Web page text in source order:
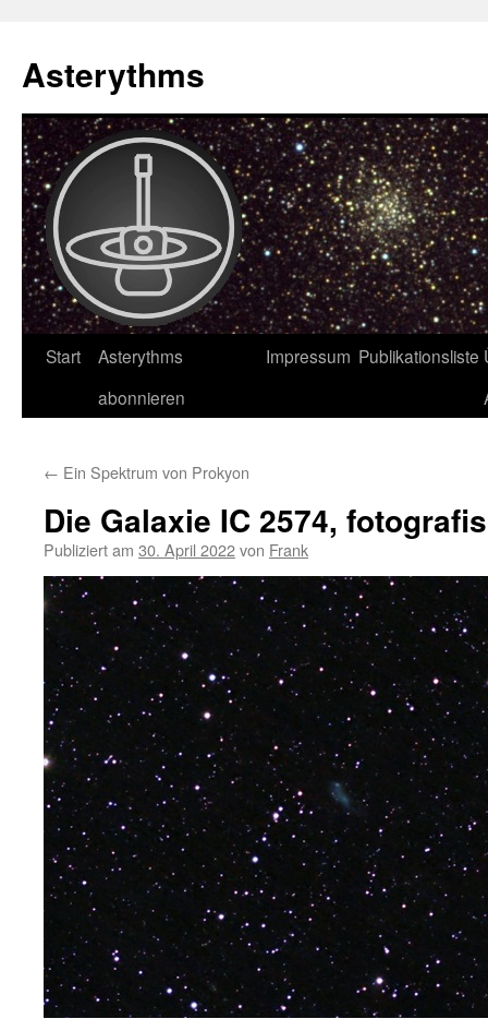
Asterythms
Zum
Start
Asterythms
abonnieren
Impressum Publikationsliste
← Ein Spektrum von Prokyon
Die Galaxie IC 2574,
Publiziert am 30. April 2022von Frank